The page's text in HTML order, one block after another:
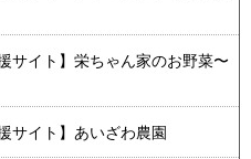
サイト】栄ちゃん家のお野菜〜
サイト】あいざわ農園